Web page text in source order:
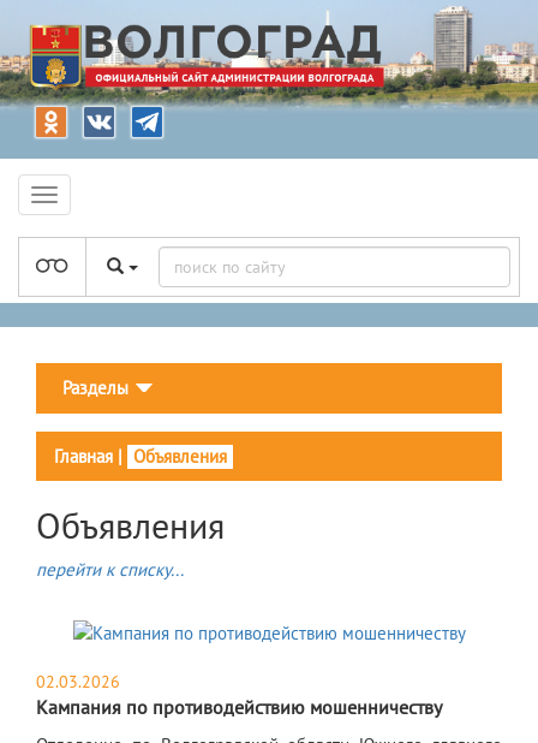
Разделы
Главная | Объявления
Объявления
перейти к списку...
02.03.2026
Кампания по противодействию мошенничеству